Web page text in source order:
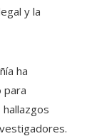
y la
ha
para